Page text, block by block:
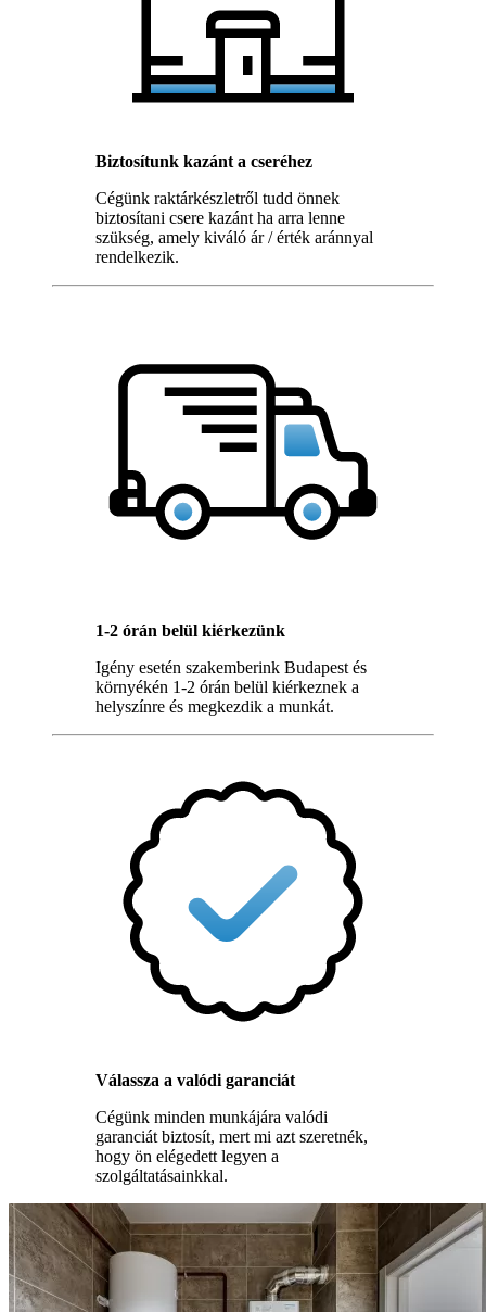
Biztosítunk kazánt a cseréhez
Cégünk raktárkészletről tudd önnek
biztosítani csere kazánt ha arra lenne
szükség, amely kiváló ár / érték aránnyal
rendelkezik.
1-2 órán belül kiérkezünk
Igény esetén szakemberink Budapest és
környékén 1-2 órán belül kiérkeznek a
helyszínre és megkezdik a munkát.
Válassza a valódi garanciát
Cégünk minden munkájára valódi
garanciát biztosít, mert mi azt szeretnék,
hogy ön elégedett legyen a
szolgáltatásainkkal.